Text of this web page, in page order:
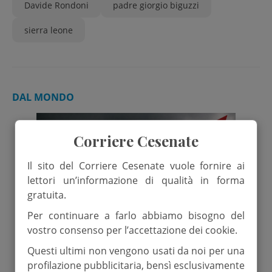
Davide Rondoni padre giorgio biguzzi
sierra leone
DAL MONDO
Corriere Cesenate
Il sito del Corriere Cesenate vuole fornire ai
lettori un’informazione di qualità in forma
gratuita.
Per continuare a farlo abbiamo bisogno del
vostro consenso per l’accettazione dei cookie.
Questi ultimi non vengono usati da noi per una
profilazione pubblicitaria, bensì esclusivamente